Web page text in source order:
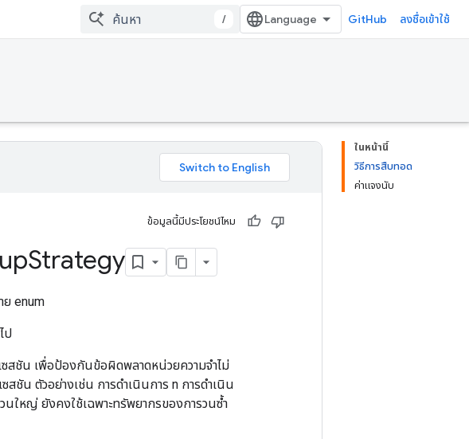
/ GitHub ลงชื่อเข้าใช้
ในหน้านี้
วิธีการสืบทอด
ค่าแจงนับ
ข้อมูลนี้มีประโยชน์ไหม
Strategy
ย enum
ป
ซสชัน เพื่อป้องกันข้อผิดพลาดหน่วยความจำไม่
ชัน ตัวอย่างเช่น การดำเนินการ n การดำเนิน
ใหญ่ ยังคงใช้เฉพาะทรัพยากรของการวนซ้ำ